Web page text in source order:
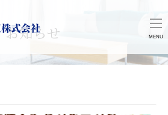
MENU
お知らせ